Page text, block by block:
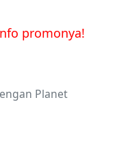
promonya!
Planet